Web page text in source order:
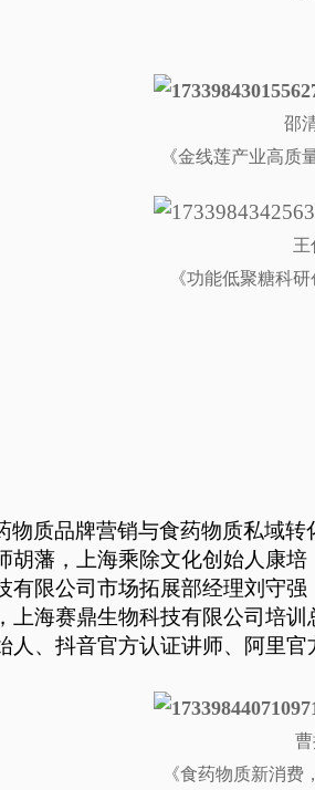
邵
《金线莲产业高质
王
《功能低聚糖科
物质品牌营销与食药物质私域
胡藩，上海乘除文化创始人康
有限公司市场拓展部经理刘守
上海赛鼎生物科技有限公司培
人、抖音官方认证讲师、阿里
《食药物质新消费